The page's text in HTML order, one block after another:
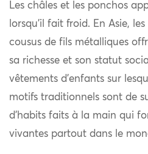
Les châles et les ponchos
lorsqu’il fait froid. En Asie,
cousus de fils métalliques
sa richesse et son statut
vêtements d’enfants sur
motifs traditionnels sont de
d’habits faits à la main qui
vivantes partout dans le